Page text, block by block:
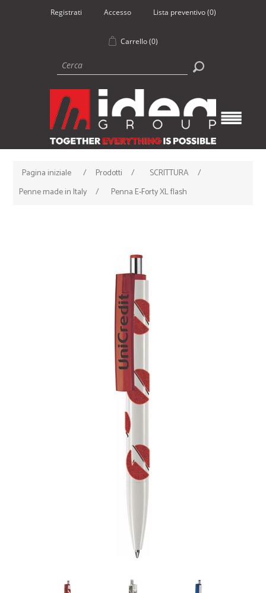
Registrati Accesso Lista preventivo (0)
Carrello (0)
Pagina iniziale / Prodotti / SCRITTURA
/
Penne made in Italy
/ Penna E-Forty XL flash